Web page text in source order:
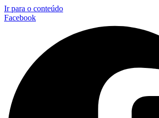
Ir para o conteúdo
Facebook